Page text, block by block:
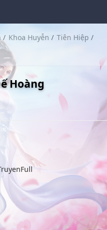
/ Khoa Huyễn / Tiên Hiệp /
Hoàng